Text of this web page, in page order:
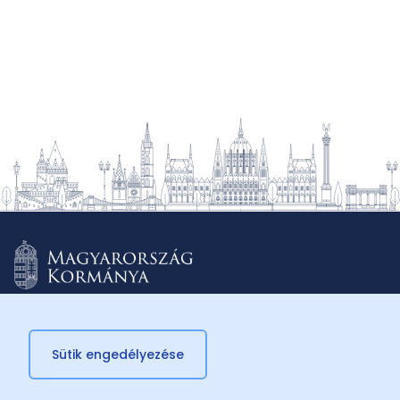
© 2026 Külügyminisztérium
Sütik engedélyezése